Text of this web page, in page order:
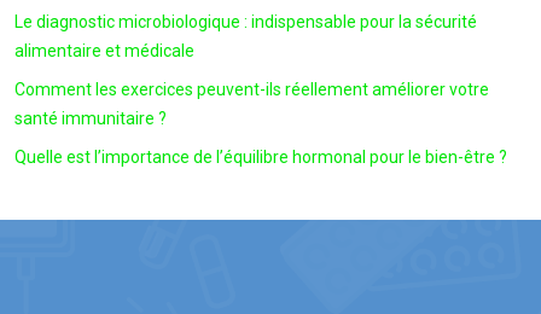
Le diagnostic microbiologique : indispensable pour la sécurité
alimentaire et médicale
Comment les exercices peuvent-ils réellement améliorer votre
santé immunitaire ?
Quelle est l’importance de l’équilibre hormonal pour le bien-être ?